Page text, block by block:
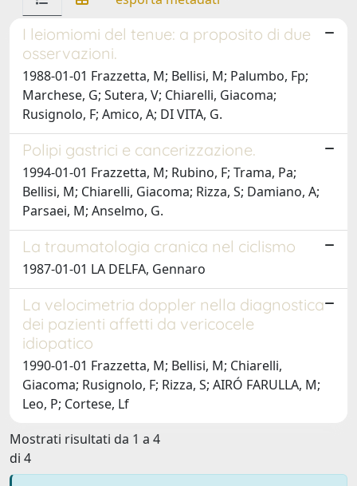
I leiomiomi del tenue: a proposito di due
osservazioni.
1988-01-01 Frazzetta, M; Bellisi, M; Palumbo, Fp;
Marchese, G; Sutera, V; Chiarelli, Giacoma;
Rusignolo, F; Amico, A; DI VITA, G.
Polipi gastrici e cancerizzazione.
1994-01-01 Frazzetta, M; Rubino, F; Trama, Pa;
Bellisi, M; Chiarelli, Giacoma; Rizza, S; Damiano, A;
Parsaei, M; Anselmo, G.
La traumatologia cranica nel ciclismo
1987-01-01 LA DELFA, Gennaro
La velocimetria doppler nella diagnostica
dei pazienti affetti da vericocele
idiopatico
1990-01-01 Frazzetta, M; Bellisi, M; Chiarelli,
Giacoma; Rusignolo, F; Rizza, S; AIRÓ FARULLA, M;
Leo, P; Cortese, Lf
Mostrati risultati da 1 a 4
di 4